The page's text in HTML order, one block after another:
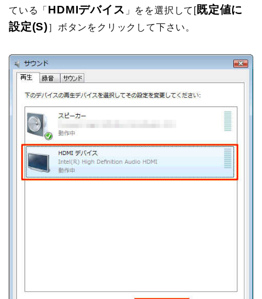
ている「 HDMIデバイス 」をを選択して[既定値に
設定(S)］ボタンをクリックして下さい。